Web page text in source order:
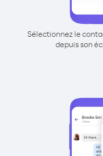
Sélectionnez le
depuis son